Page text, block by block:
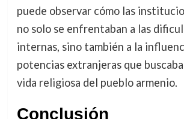
puede observar cómo las
no solo se enfrentaban a las
internas, sino también a la
potencias extranjeras que
vida religiosa del pueblo armenio.
Conclusión